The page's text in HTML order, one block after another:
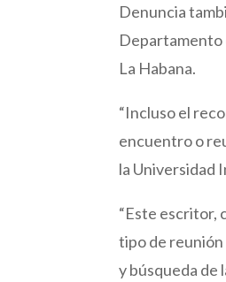
Denuncia
Departamento
La Habana.
“Incluso el
encuentro o
la Universidad
“Este escritor,
tipo de reunión
y búsqueda de